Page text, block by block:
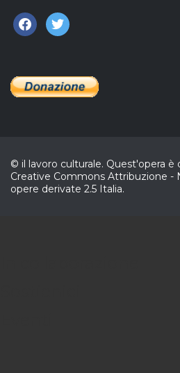
facebook
twitter
© il lavoro culturale. Quest'opera è
Creative Commons Attribuzione -
opere derivate 2.5 Italia.